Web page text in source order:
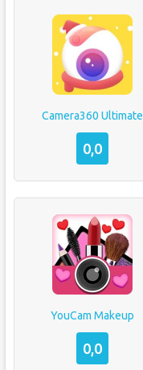
Camera360 Ultimate
0,0
YouCam Makeup
0,0